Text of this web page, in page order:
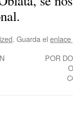
. Guarda el
POR